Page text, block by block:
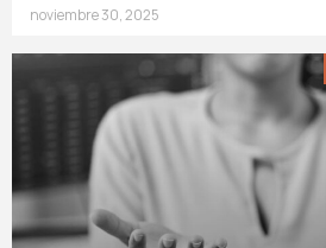
noviembre 30, 2025